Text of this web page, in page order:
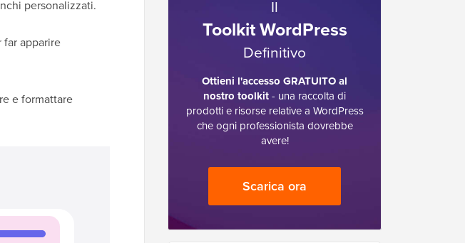
personalizzati.
far apparire
e formattare
Il
Toolkit WordPress
Definitivo
Ottieni l'accesso GRATUITO al
nostro toolkit- una raccolta di
prodotti e risorse relative a WordPress
che ogni professionista dovrebbe
avere!
Scarica ora